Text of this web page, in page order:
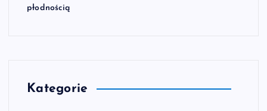
płodnością
Kategorie